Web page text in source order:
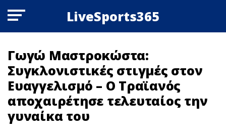
LiveSports365
Γωγώ Μαστροκώστα:
Συγκλονιστικές στιγμές στον
Ευαγγελισμό – Ο Τραϊανός
αποχαιρέτησε τελευταίος την
γυναίκα του